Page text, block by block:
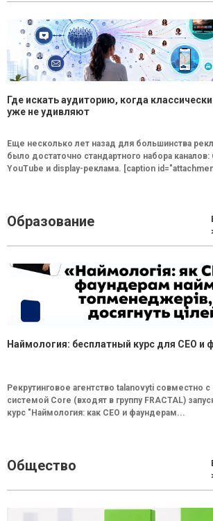
Где искать аудиторию, когда
уже не удивляют
Еще несколько лет назад для большинства
было достаточно стандартного набора каналов:
YouTube и display-реклама. [caption
Образование
Наймология: бесплатный курс для CEO и
Рекрутинговое агентство talanovyti совместно
системой Core (входят в группу FRACTAL)
курс "Наймология: как СEO и фаундерам...
Общество